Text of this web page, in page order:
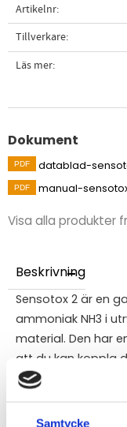
Samtycke
Artikelnr
Tillverkare
Läs mer
Dokument
datablad-
manual-
Visa alla produkter
Beskrivning
Sensotox 2 är en
ammoniak NH3 i
material. Den har
att du kan koppla
ModBus-utgång